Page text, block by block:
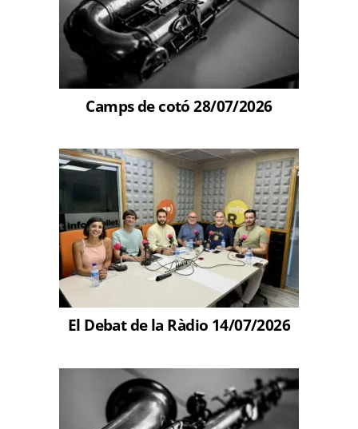
Camps de cotó 28/07/2026
El Debat de la Ràdio 14/07/2026